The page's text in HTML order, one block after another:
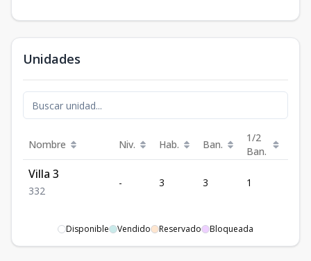
Unidades
Nombre Niv. Hab. Ban.
1/2
Ban.
Villa 3
332
- 3 3 1
Disponible Vendido Reservado Bloqueada